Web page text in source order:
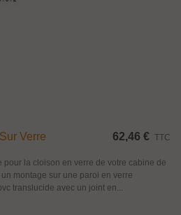
Verre 62,46 € TTC
pour la cloison en verre de votre cabine de
montage sur une paroi en verre
translucide avec un joint en...